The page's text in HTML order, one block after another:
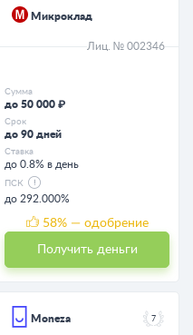
Микроклад
Лиц. № 002346
Сумма
до 50 000 ₽
Срок
до 90 дней
Ставка
до 0.8% в день
ПСК
до 292.000%
58% — одобрение
Получить деньги
Moneza 7